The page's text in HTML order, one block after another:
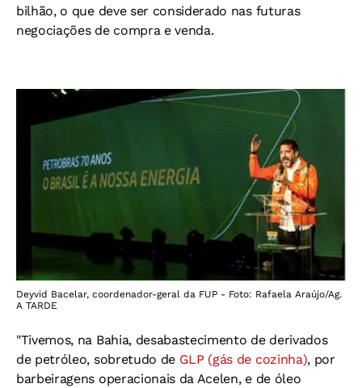
bilhão, o que deve ser considerado nas futuras
negociações de compra e venda.
Deyvid Bacelar, coordenador-geral da FUP - Foto: Rafaela Araújo/Ag.
A TARDE
"Tivemos, na Bahia, desabastecimento de derivados
de petróleo, sobretudo de GLP (gás de cozinha), por
barbeiragens operacionais da Acelen, e de óleo